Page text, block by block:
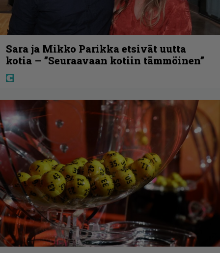
Sara ja Mikko Parikka etsivät uutta
kotia – ”Seuraavaan kotiin tämmöinen”